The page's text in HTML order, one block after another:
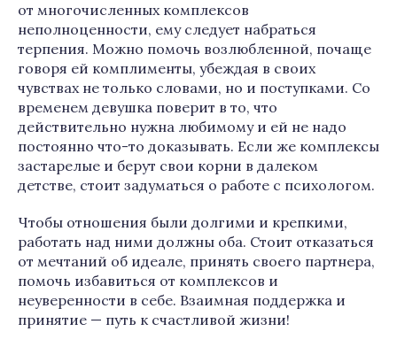
от многочисленных комплексов
неполноценности, ему следует набраться
терпения. Можно помочь возлюбленной, почаще
говоря ей комплименты, убеждая в своих
чувствах не только словами, но и поступками. Со
временем девушка поверит в то, что
действительно нужна любимому и ей не надо
постоянно что-то доказывать. Если же комплексы
застарелые и берут свои корни в далеком
детстве, стоит задуматься о работе с психологом.
Чтобы отношения были долгими и крепкими,
работать над ними должны оба. Стоит отказаться
от мечтаний об идеале, принять своего партнера,
помочь избавиться от комплексов и
неуверенности в себе. Взаимная поддержка и
принятие — путь к счастливой жизни!